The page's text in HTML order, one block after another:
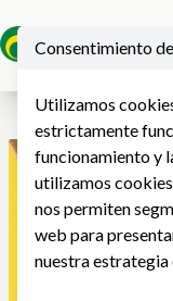
Consentimiento
Utilizamos
estrictamente
funcionamiento y
utilizamos
nos permiten
web para
nuestra